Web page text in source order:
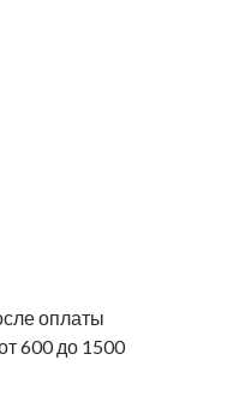
оплаты
600 до 1500